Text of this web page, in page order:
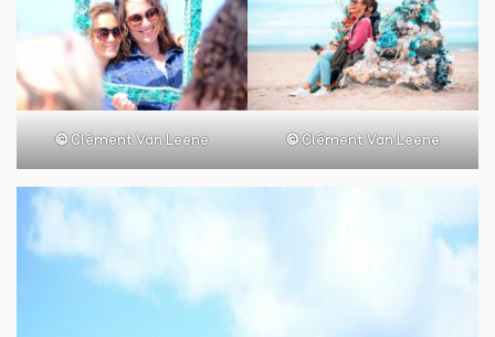
©Clément Van Leene ©Clément Van Leene